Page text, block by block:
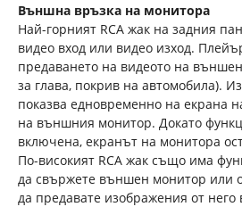
Външна връзка на монитора
Най-горният RCA жак на задния
видео вход или видео изход.
предаването на видеото на
за глава, покрив на автомобила).
показва едновременно на екрана
на външния монитор. Докато
включена, екранът на монитора
По-високият RCA жак също има
да свържете външен монитор или
да предавате изображения от него